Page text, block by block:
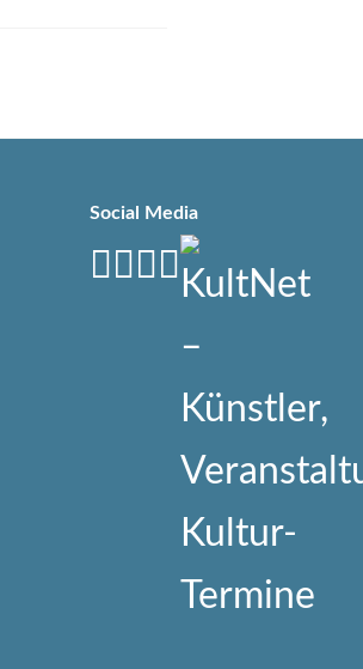
Social Media